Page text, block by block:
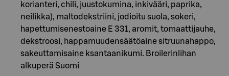
korianteri, chili, juustokumina, inkivääri, paprika,
neilikka), maltodekstriini, jodioitu suola, sokeri,
hapettumisenestoaine E 331, aromit, tomaattijauhe,
dekstroosi, happamuudensäätöaine sitruunahappo,
sakeuttamisaine ksantaanikumi. Broilerinlihan
alkuperä Suomi